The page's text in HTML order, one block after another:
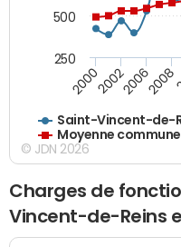
Saint-Vincent-de-
Moyenne
2000200220062008
250
500
© JDN 2026
Charges de
Vincent-de-Reins